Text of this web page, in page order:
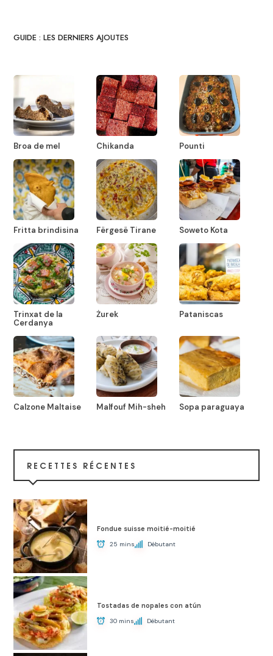
GUIDE : LES DERNIERS AJOUTES
Broa de mel Chikanda Pounti
Fritta brindisina Fërgesë Tirane Soweto Kota
Trinxat de la
Cerdanya
Żurek Pataniscas
Calzone Maltaise Malfouf Mih-sheh Sopa paraguaya
RECETTES RÉCENTES
Fondue suisse moitié-moitié
25 mins Débutant
Tostadas de nopales con atún
30 mins Débutant